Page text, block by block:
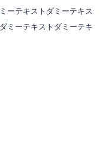
ーテキストダミーテキス
ミーテキストダミーテキ